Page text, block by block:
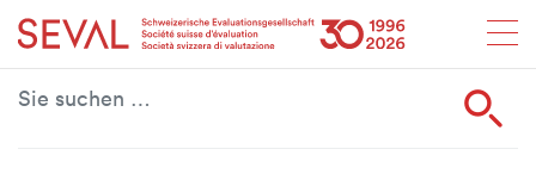
Startseite
Weiter zur Hauptnavigation
Weiter zum Inhalt
Weiter zur Kontaktseite
Weiter zur Sitemap
Weiter zur Suche
Weiter zum Login SEVAL